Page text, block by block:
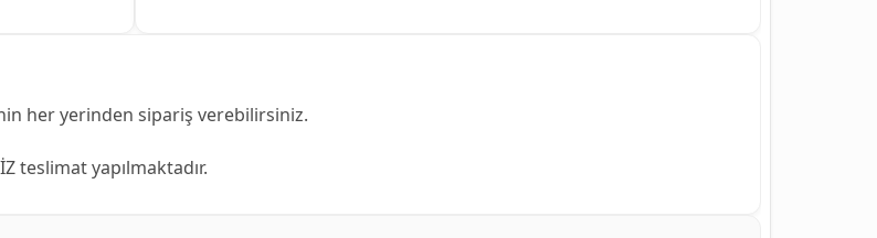
her yerinden sipariş verebilirsiniz.
teslimat yapılmaktadır.